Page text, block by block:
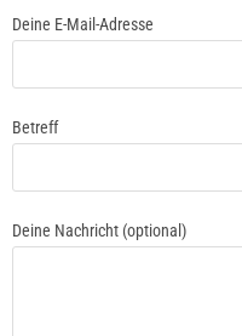
Deine E-Mail-Adresse
Betreff
Deine Nachricht (optional)